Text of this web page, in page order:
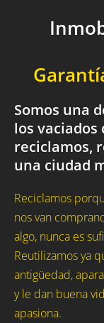
Somos una
los
reciclamos,
una ciudad
Reciclamos
nos van
algo, nunca es
Reutilizamos ya
antigüedad,
y le dan buena
apasiona.